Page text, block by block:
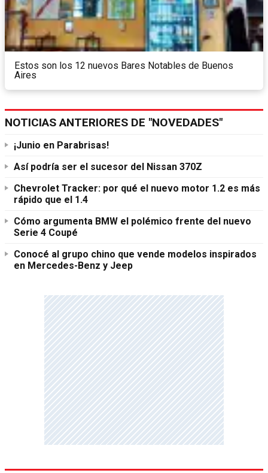
Estos son los 12 nuevos Bares Notables de Buenos
Aires
NOTICIAS ANTERIORES DE "NOVEDADES"
¡Junio en Parabrisas!
Así podría ser el sucesor del Nissan 370Z
Chevrolet Tracker: por qué el nuevo motor 1.2 es más
rápido que el 1.4
Cómo argumenta BMW el polémico frente del nuevo
Serie 4 Coupé
Conocé al grupo chino que vende modelos inspirados
en Mercedes-Benz y Jeep